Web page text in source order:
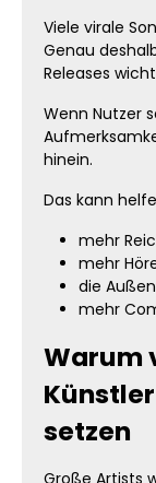
Viele virale
Genau
Releases
Wenn Nutzer
hinein.
Das kann
mehr
mehr
die
mehr
Warum
setzen
Große Artists